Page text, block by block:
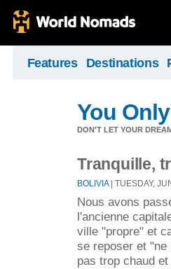
Features Destinations
You
DON'T LET YOUR
Tranquille,
BOLIVIA| TUESDAY,
Nous avons
l'ancienne
ville "propre" et
se reposer et
pas trop chaud